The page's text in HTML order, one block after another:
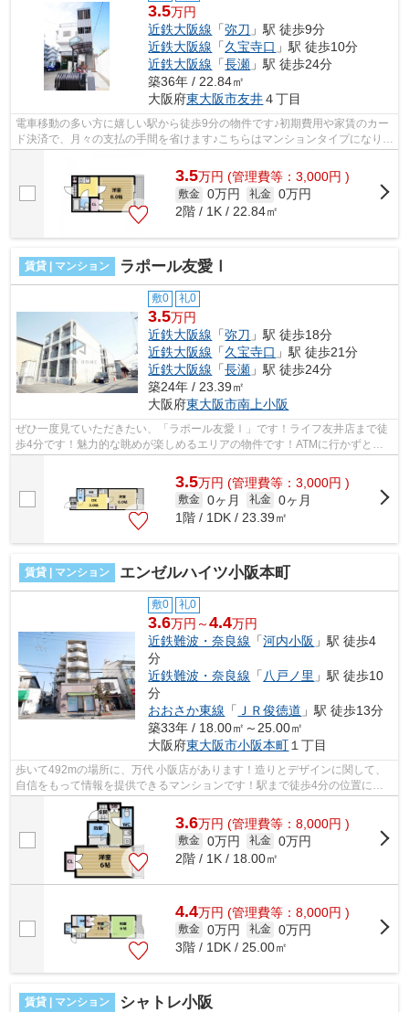
3.5万円
近鉄大阪線 「弥刀 」駅 徒歩9分
近鉄大阪線 「久宝寺口 」駅 徒歩10分
近鉄大阪線 「長瀬 」駅 徒歩24分
築36年 / 22.84㎡
大阪府東大阪市友井４丁目
電車移動の多い方に嬉しい駅から徒歩9分の物件です♪初期費用や家賃のカー
ド決済で、月々の支払の手間を省けます♪こちらはマンションタイプになりま
す♪陽当りも良いので、清々しい朝を...
3.5万円 (管理費等：3,000円 )
敷金 0万円 礼金 0万円
2階 / 1K / 22.84㎡
賃貸 | マンション ラポール友愛Ⅰ
敷0 礼0
3.5万円
近鉄大阪線 「弥刀 」駅 徒歩18分
近鉄大阪線 「久宝寺口 」駅 徒歩21分
近鉄大阪線 「長瀬 」駅 徒歩24分
築24年 / 23.39㎡
大阪府東大阪市南上小阪
ぜひ一度見ていただきたい、「ラポール友愛Ⅰ」です！ライフ友井店まで徒
歩4分です！魅力的な眺めが楽しめるエリアの物件です！ATMに行かずと
3.5万円 (管理費等：3,000円 )
敷金 0ヶ月 礼金 0ヶ月
1階 / 1DK / 23.39㎡
賃貸 | マンション エンゼルハイツ小阪本町
敷0 礼0
3.6万円～4.4万円
近鉄難波・奈良線 「河内小阪 」駅 徒歩4
分
近鉄難波・奈良線 「 八戸ノ里 」駅 徒歩10
分
おおさか東線 「 ＪＲ俊徳道 」駅 徒歩13分
築33年 / 18.00㎡～25.00㎡
大阪府東大阪市小阪本町 １丁目
歩いて492mの場所に、万代 小阪店があります！造りとデザインに関して、
自信をもって情報を提供できるマンションです！駅まで徒歩4分の位置に立
地する、アクセス良好な物件です！マン...
3.6万円 (管理費等：8,000円 )
敷金 0万円 礼金 0万円
2階 / 1K / 18.00㎡
4.4万円 (管理費等：8,000円 )
敷金 0万円 礼金 0万円
3階 / 1DK / 25.00㎡
賃貸 | マンション シャトレ小阪